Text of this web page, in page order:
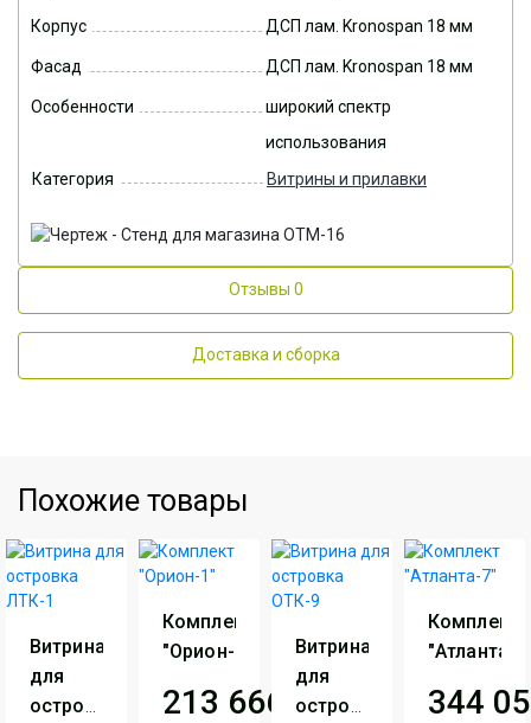
Корпус ДСП лам. Kronospan 18 мм
Фасад ДСП лам. Kronospan 18 мм
Особенности
широкий спектр
использования
Категория
Витрины и прилавки
Отзывы 0
Доставка и сборка
Похожие товары
Витрина
для
островка
Комплект
"Орион-1"
213 666 грн
Витрина
для
островка
Комплект
"Атланта-
344